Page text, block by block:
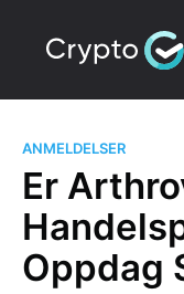
ANMELDELSER
Er
Oppdag